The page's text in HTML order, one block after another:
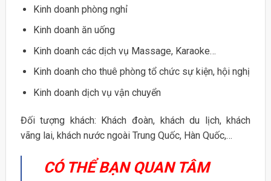
Kinh doanh phòng nghỉ
Kinh doanh ăn uống
Kinh doanh các dịch vụ Massage, Karaoke…
Kinh doanh cho thuê phòng tổ chức sự kiện, hội nghị
Kinh doanh dịch vụ vận chuyển
Đối tượng khách: Khách đoàn, khách du lịch, khách
vãng lai, khách nước ngoài Trung Quốc, Hàn Quốc,…
CÓ THỂ BẠN QUAN TÂM